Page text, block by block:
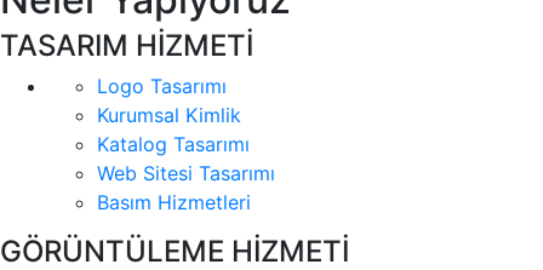
TASARIM HİZMETİ
Logo Tasarımı
Kurumsal Kimlik
Katalog Tasarımı
Web Sitesi Tasarımı
Basım Hizmetleri
GÖRÜNTÜLEME HİZMETİ